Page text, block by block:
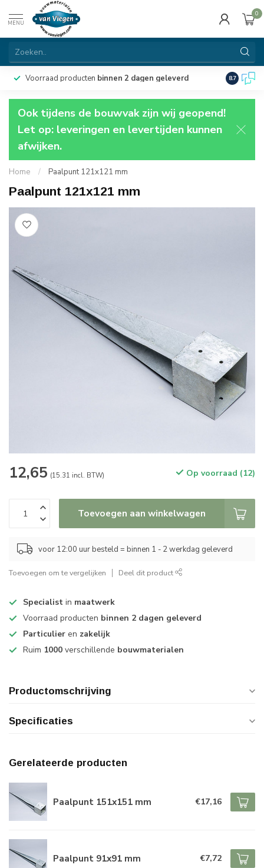
MENU
0
Voorraad producten binnen 2 dagen geleverd 8.7
Ook tijdens de bouwvak zijn wij geopend!
Let op: leveringen en levertijden kunnen
afwijken.
Home / Paalpunt 121x121 mm
Paalpunt 121x121 mm
12,65 (15.31 incl. BTW) Op voorraad (12)
Toevoegen aan winkelwagen
voor 12:00 uur besteld = binnen 1 - 2 werkdag geleverd
Toevoegen om te vergelijken Deel dit product
Specialist in maatwerk
Voorraad producten binnen 2 dagen geleverd
Particulier en zakelijk
Ruim 1000 verschillende bouwmaterialen
Productomschrijving
Specificaties
Gerelateerde producten
Paalpunt 151x151 mm €17,16
Paalpunt 91x91 mm €7,72